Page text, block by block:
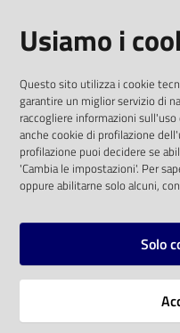
Eventi
Chiedi al
bibliotecario
Avvisi
Orari
solo alle condizioni
comunitaria 2003/98/
SOCIAL
Instagram
Vai alla pagina
Usiamo i
Questo sito utilizza i cookie
garantire un miglior servizio di
raccogliere informazioni
anche cookie di profilazione
profilazione puoi decidere se
'Cambia le impostazioni'. Per
oppure abilitarne solo alcuni,
Solo